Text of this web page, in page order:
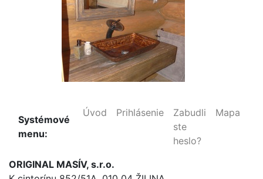
Systémové
menu:
Úvod Prihlásenie
Zabudli
ste
heslo?
Mapa
ORIGINAL MASÍV, s.r.o.